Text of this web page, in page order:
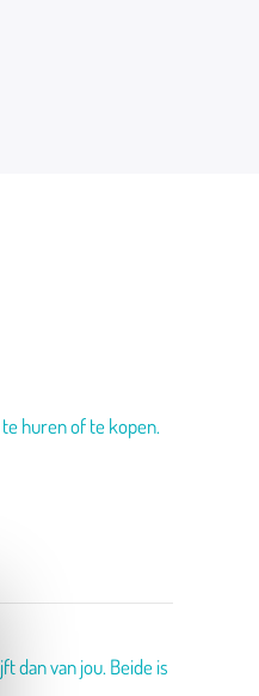
huren of te kopen.
dan van jou. Beide is